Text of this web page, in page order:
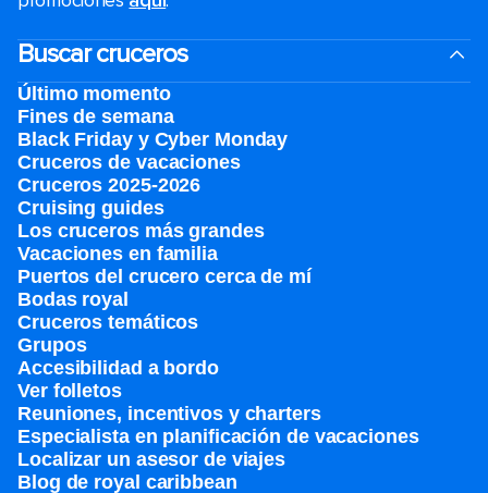
Buscar cruceros
Último momento
Fines de semana
Black Friday y Cyber Monday
Cruceros de vacaciones
Cruceros 2025-2026
Cruising guides
Los cruceros más grandes
Vacaciones en familia
Puertos del crucero cerca de mí
Bodas royal
Cruceros temáticos
Grupos
Accesibilidad a bordo
Ver folletos
Reuniones, incentivos y charters​
Especialista en planificación de vacaciones
Localizar un asesor de viajes
Blog de royal caribbean